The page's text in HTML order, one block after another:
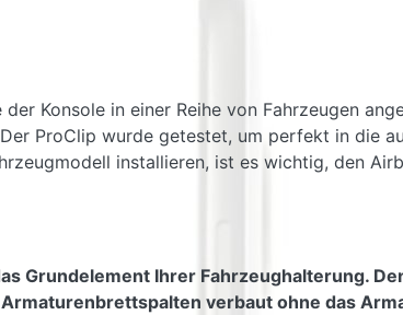
Konsole in einer Reihe von Fahrzeugen
ProClip wurde getestet, um perfekt in die
installieren, ist es wichtig, den
Grundelement Ihrer Fahrzeughalterung.
verbaut ohne das